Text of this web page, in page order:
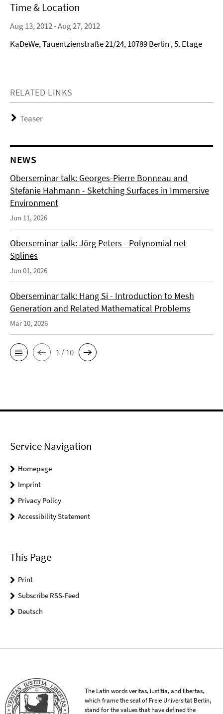
Time & Location
Aug 13, 2012 - Aug 27, 2012
KaDeWe, Tauentzienstraße 21/24, 10789 Berlin , 5. Etage
RELATED LINKS
Teaser
NEWS
Oberseminar talk: Georges-Pierre Bonneau and
Stefanie Hahmann - Sketching Surfaces in Immersive
Environment
Jun 11, 2026
Oberseminar talk: Jörg Peters - Polynomial net
Splines
Jun 01, 2026
Oberseminar talk: Hang Si - Introduction to Mesh
Generation and Related Mathematical Problems
Mar 10, 2026
1 / 10
Service Navigation
Homepage
Imprint
Privacy Policy
Accessibility Statement
This Page
Print
Subscribe RSS-Feed
Deutsch
The Latin words veritas, iustitia, and libertas,
which frame the seal of Freie Universität Berlin,
stand for the values that have defined the